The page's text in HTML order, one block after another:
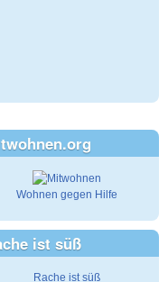
Wohnen gegen Hilfe
ist süß
Rache ist süß